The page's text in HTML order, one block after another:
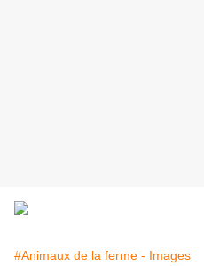
#Animaux de la ferme - Images